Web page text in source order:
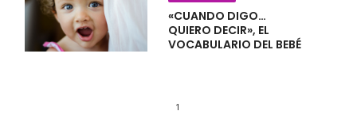
«CUANDO DIGO…
QUIERO DECIR», EL
VOCABULARIO DEL BEBÉ
1